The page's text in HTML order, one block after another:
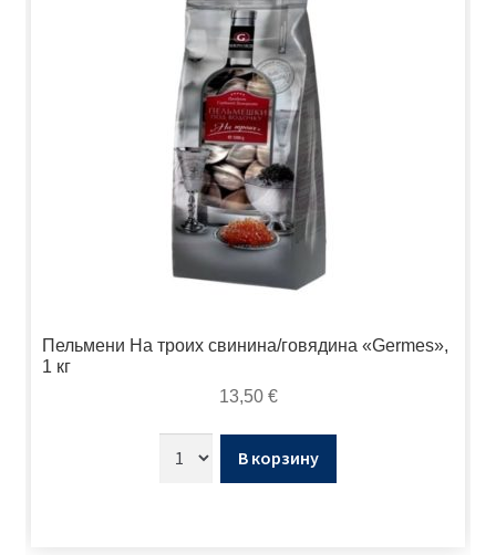
Пельмени На троих свинина/говядина «Germes»,
1 кг
13,50 €
В корзину